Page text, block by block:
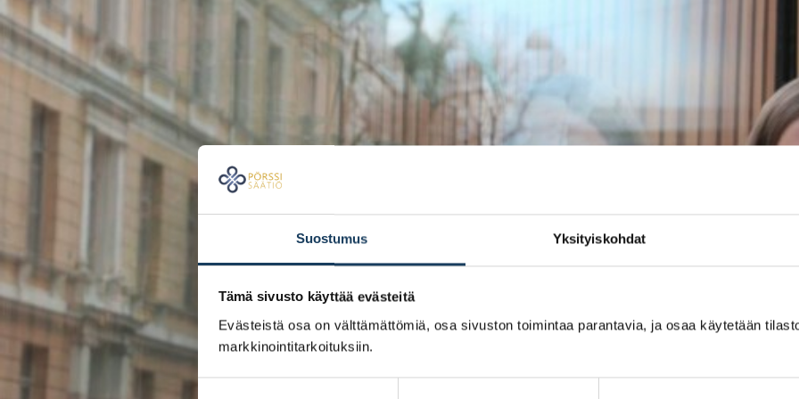
Suostumus Yksityiskohdat
Tämä sivusto käyttää evästeitä
Evästeistä osa on välttämättömiä, osa sivuston toimintaa parantavia, ja osaa käytetään
markkinointitarkoituksiin.